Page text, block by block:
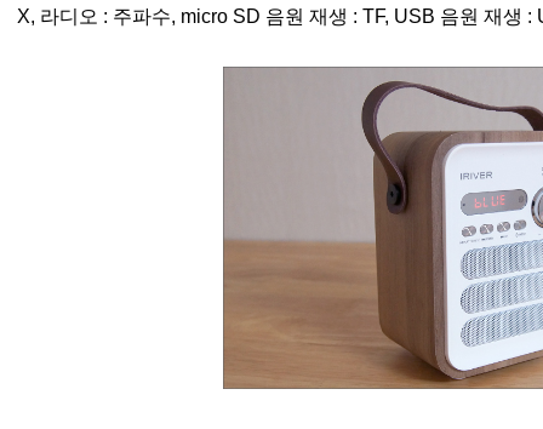
X, 라디오 : 주파수, micro SD 음원 재생 : TF, USB 음원 재생 :